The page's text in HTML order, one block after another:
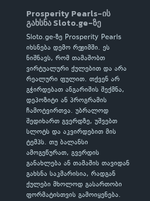
Prosperity Pearls-ის
გახსნა Sloto.ge-ზე
Sloto.ge-ზე Prosperity Pearls
იხსნება დემო რეჟიმში. ეს
ნიშნავს, რომ თამაშობთ
ვირტუალური ქულებით და არა
რეალური ფულით. თქვენ არ
გჭირდებათ ანგარიშის შექმნა,
დეპოზიტი ან პროგრამის
ჩამოტვირთვა. უბრალოდ
შედიხართ გვერდზე, უშვებთ
სლოტს და აკვირდებით მის
ტემპს. თუ ბალანსი
ამოგეწურათ, გვერდის
განახლება ან თამაშის თავიდან
გახსნა საკმარისია, რადგან
ქულები მხოლოდ გასართობი
ფორმატისთვის გამოიყენება.